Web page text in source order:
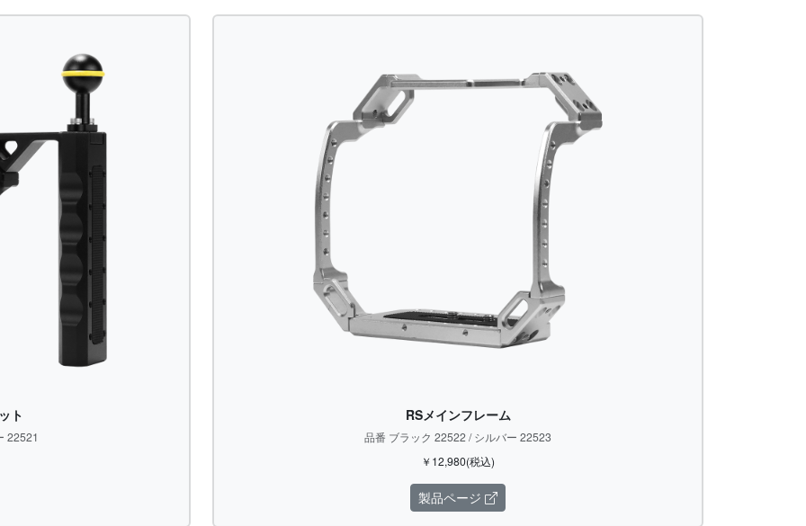
ト
22521
RSメインフレーム
品番 ブラック 22522 / シルバー 22523
￥12,980(税込)
製品ページ